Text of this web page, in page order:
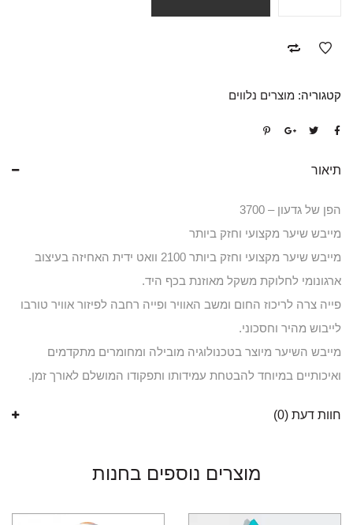
קטגוריה: מוצרים נלווים
תיאור
הפן של גדעון – 3700
מייבש שיער מקצועי וחזק ביותר
מייבש שיער מקצועי וחזק ביותר 2100 וואט ידית האחיזה בעיצוב
ארגונומי לחלוקת משקל מאוזנת בכף היד.
פייה צרה לריכוז החום ומשב האוויר ופייה רחבה לפיזור אוויר טורבו
לייבוש מהיר וחסכוני.
מייבש השיער מיוצר בטכנולוגיה מובילה ומחומרים מתקדמים
ואיכותיים במיוחד להבטחת עמידותו ותפקודו המושלם לאורך זמן.
חוות דעת (0)
מוצרים נוספים בחנות